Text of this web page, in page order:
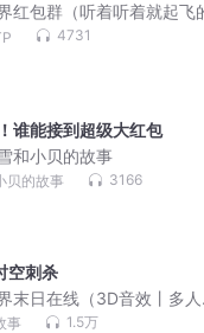
红包群（听着听着就起飞
声剧）4731
谁能接到超级大红包
和小贝的故事
贝的故事 3166
空刺杀
末日在线（3D音效丨多人
事 1.5万